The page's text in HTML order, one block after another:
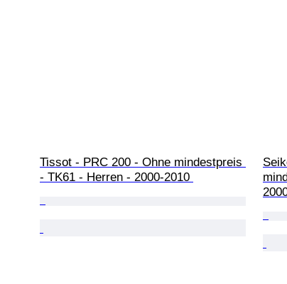
Tissot - PRC 200 - Ohne mindestpreis
- TK61 - Herren - 2000-2010